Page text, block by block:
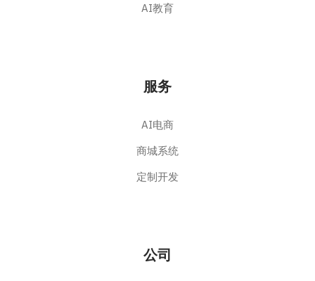
AI教育
服务
AI电商
商城系统
定制开发
公司